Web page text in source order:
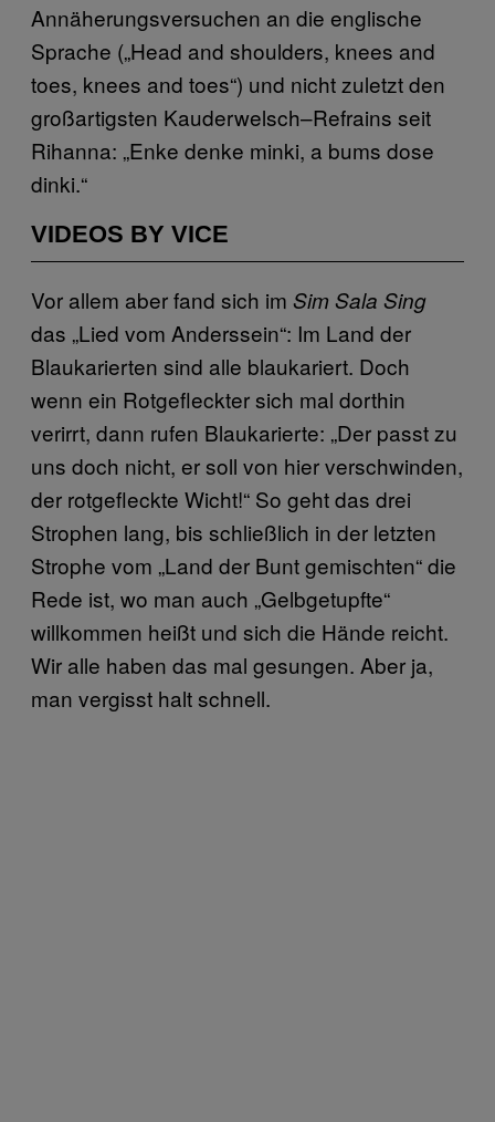
Annäherungsversuchen an die englische
Sprache („Head and shoulders, knees and
toes, knees and toes“) und nicht zuletzt den
großartigsten Kauderwelsch–Refrains seit
Rihanna: „Enke denke minki, a bums dose
dinki.“
VIDEOS BY VICE
Vor allem aber fand sich im Sim Sala Sing
das „Lied vom Anderssein“: Im Land der
Blaukarierten sind alle blaukariert. Doch
wenn ein Rotgefleckter sich mal dorthin
verirrt, dann rufen Blaukarierte: „Der passt zu
uns doch nicht, er soll von hier verschwinden,
der rotgefleckte Wicht!“ So geht das drei
Strophen lang, bis schließlich in der letzten
Strophe vom „Land der Bunt gemischten“ die
Rede ist, wo man auch „Gelbgetupfte“
willkommen heißt und sich die Hände reicht.
Wir alle haben das mal gesungen. Aber ja,
man vergisst halt schnell.